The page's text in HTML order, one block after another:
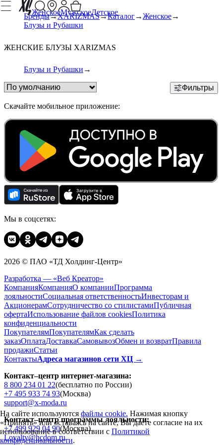
ЖенскоеМужскоеДетское
Бренды XARIZMAS Каталог
Женское
Блузы и Рубашки
ЖЕНСКИЕ БЛУЗЫ XARIZMAS
Блузы и Рубашки
Фильтры
Скачайте мобильное приложение:
Мы в соцсетях:
2026 © ПАО «ТД Холдинг-Центр»
Разработка — «Веб Креатор»
КомпанияКомпанияО компанииПрограмма
лояльностиСоциальная ответственностьИнвесторам и
АкционерамСотрудничество со стилистамиПубличная
офертаИспользование файлов cookiesПолитика
конфиденциальности
ПокупателямПокупателямКак сделать
заказОплатаДоставкаCамовывозОбмен и возвратПравила
продажиСтатьи
КонтактыАдреса магазинов сети ХЦ →
Контакт–центр интернет-магазина:
8 800 234 01 22(бесплатно по России)
+7 495 933 74 93(Москва)
support@x-moda.ru
Контакт–центр программы лояльности:
+7 499 929 04 90(Москва)
Loyalty@hcdom.ru
На сайте используются файлы cookie. Нажимая кнопку
«Принять» или оставаясь на сайте, Вы даете согласие на их
использование в соответствии с Политикой
конфиденциальности.